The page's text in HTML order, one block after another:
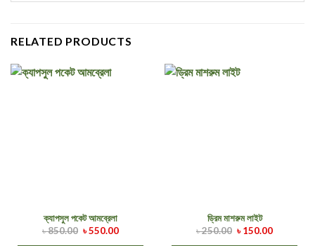
RELATED PRODUCTS
ক্যাপসুল পকেট আমব্রেলা
৳850.00 ৳550.00
ড্রিম মাশরুম লাইট
৳250.00 ৳150.00